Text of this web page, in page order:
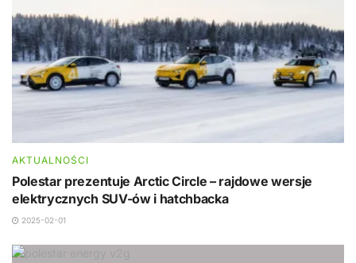
AKTUALNOŚCI
Polestar prezentuje Arctic Circle – rajdowe wersje
elektrycznych SUV-ów i hatchbacka
2025-02-01